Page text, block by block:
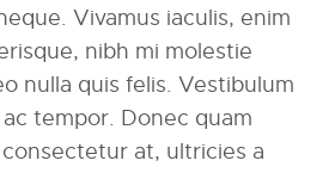
Vivamus iaculis, enim
nibh mi molestie
nulla quis felis. Vestibulum
tempor. Donec quam
at, ultricies a